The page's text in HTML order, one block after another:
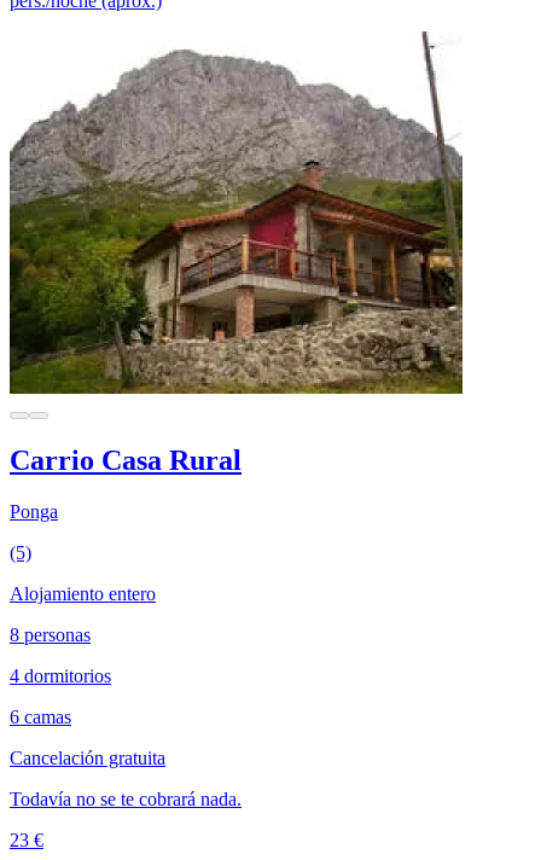
Carrio Casa Rural
Ponga
(5)
Alojamiento entero
8 personas
4 dormitorios
6 camas
Cancelación gratuita
Todavía no se te cobrará nada.
23 €